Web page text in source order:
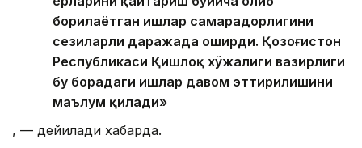
борилаётган ишлар самарадорлигини
сезиларли даражада оширди. Қозоғистон
Республикаси Қишлоқ хўжалиги вазирлиги
бу борадаги ишлар давом эттирилишини
маълум қилади»
, — дейилади хабарда.